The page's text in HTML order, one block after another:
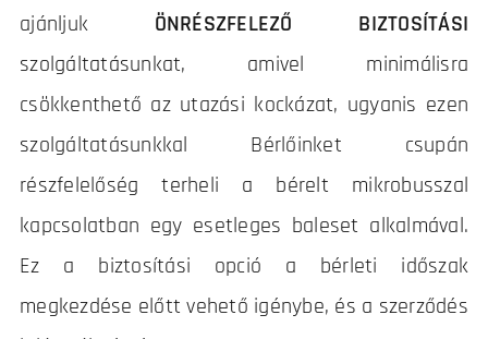
ajánljuk ÖNRÉSZFELEZŐ BIZTOSÍTÁSI
szolgáltatásunkat, amivel minimálisra
csökkenthető az utazási kockázat, ugyanis ezen
szolgáltatásunkkal Bérlőinket csupán
részfelelőség terheli a bérelt mikrobusszal
kapcsolatban egy esetleges baleset alkalmával.
Ez a biztosítási opció a bérleti időszak
megkezdése előtt vehető igénybe, és a szerződés